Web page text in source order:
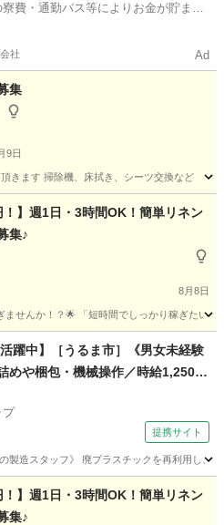
費・通勤バス等によりお金が貯まり
社 Ad
集
9日
きます 掃除機、床拭き、シーツ交換など
！】週1日・3時間OK！簡単リネン
集♪
8月8日
せんか！？🌟 「短時間でしっかり稼ぎたい
工場 スタッフ
活躍中】［うるま市］《男女未経験
めや梱包・機械操作／時給1,250円
残業少なめ／希望者は正社員登用
プ
提携サイト
製造スタッフ》 廃プラスチックを再利用し、
！】週1日・3時間OK！簡単リネン
集♪